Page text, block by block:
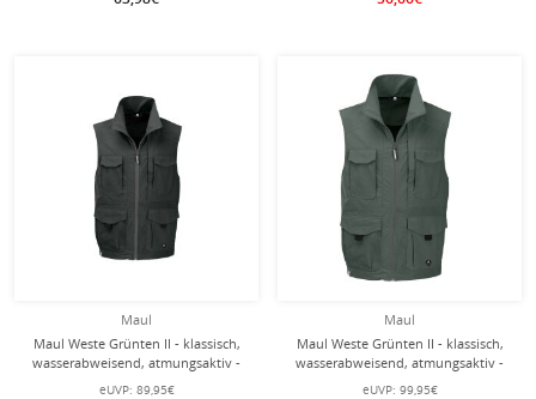
Maul
Maul Weste Grünten II - klassisch,
wasserabweisend, atmungsaktiv -
schwarz Herren
eUVP: 89,95€
Maul
Maul Weste Grünten II - klassisch,
wasserabweisend, atmungsaktiv -
olivegrün Herren - Übergröße -
eUVP: 99,95€